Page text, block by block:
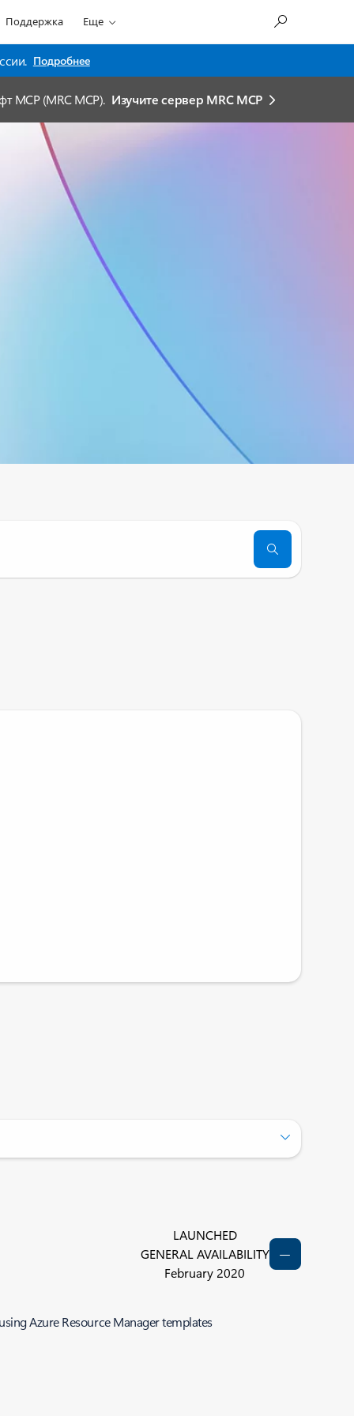
Поддержка Еще
Подробнее
MCP (MRC MCP). Изучите сервер MRC MCP
LAUNCHED
GENERAL AVAILABILITY
February 2020
Azure Resource Manager templates